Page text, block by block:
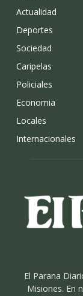
Actualidad
Deportes
Sociedad
Caripelas
Policiales
Economia
Locales
Internacionales
El Parana
Misiones. En